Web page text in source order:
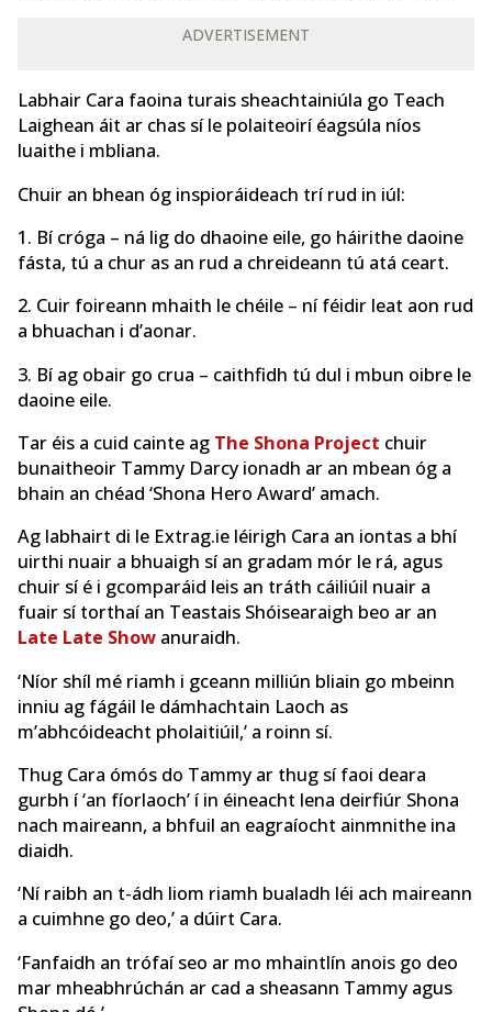
ADVERTISEMENT
Labhair Cara faoina turais sheachtainiúla go Teach
Laighean áit ar chas sí le polaiteoirí éagsúla níos
luaithe i mbliana.
Chuir an bhean óg inspioráideach trí rud in iúl:
1. Bí cróga – ná lig do dhaoine eile, go háirithe daoine
fásta, tú a chur as an rud a chreideann tú atá ceart.
2. Cuir foireann mhaith le chéile – ní féidir leat aon rud
a bhuachan i d’aonar.
3. Bí ag obair go crua – caithfidh tú dul i mbun oibre le
daoine eile.
Tar éis a cuid cainte ag The Shona Project chuir
bunaitheoir Tammy Darcy ionadh ar an mbean óg a
bhain an chéad ‘Shona Hero Award’ amach.
Ag labhairt di le Extrag.ie léirigh Cara an iontas a bhí
uirthi nuair a bhuaigh sí an gradam mór le rá, agus
chuir sí é i gcomparáid leis an tráth cáiliúil nuair a
fuair sí torthaí an Teastais Shóisearaigh beo ar an
Late Late Show anuraidh.
‘Níor shíl mé riamh i gceann milliún bliain go mbeinn
inniu ag fágáil le dámhachtain Laoch as
m’abhcóideacht pholaitiúil,’ a roinn sí.
Thug Cara ómós do Tammy ar thug sí faoi deara
gurbh í ‘an fíorlaoch’ í in éineacht lena deirfiúr Shona
nach maireann, a bhfuil an eagraíocht ainmnithe ina
diaidh.
‘Ní raibh an t-ádh liom riamh bualadh léi ach maireann
a cuimhne go deo,’ a dúirt Cara.
‘Fanfaidh an trófaí seo ar mo mhaintlín anois go deo
mar mheabhrúchán ar cad a sheasann Tammy agus